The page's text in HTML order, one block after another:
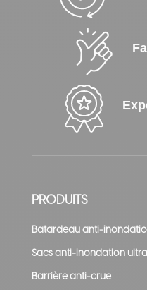
PRODUITS
Batardeau anti-
Sacs anti-inondation
Barrière anti-crue